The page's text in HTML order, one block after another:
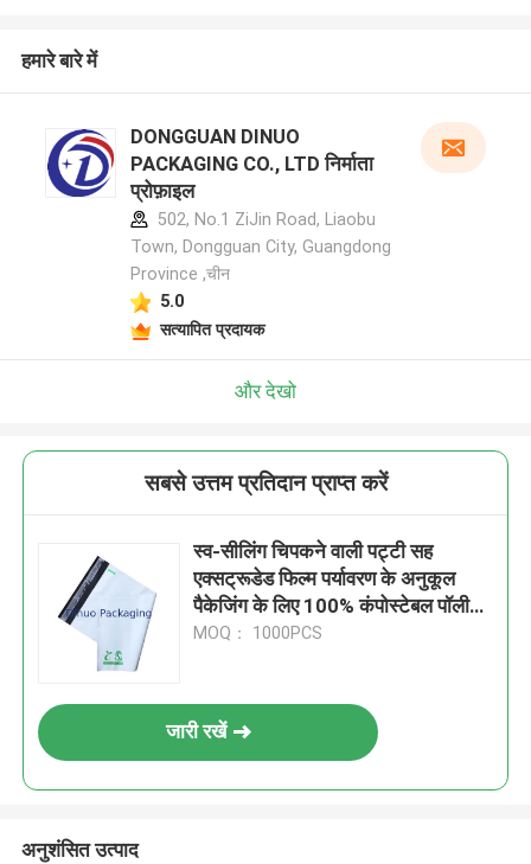
हमारे बारे में
DONGGUAN DINUO
PACKAGING CO., LTD निर्माता
प्रोफ़ाइल
502, No.1 ZiJin Road, Liaobu
Town, Dongguan City, Guangdong
Province ,चीन
5.0
सत्यापित प्रदायक
और देखो
सबसे उत्तम प्रतिदान प्राप्त करें
स्व-सीलिंग चिपकने वाली पट्टी सह
एक्सट्रूडेड फिल्म पर्यावरण के अनुकूल
पैकेजिंग के लिए 100% कंपोस्टेबल पॉली
मेलर
MOQ： 1000PCS
जारी रखें
अनुशंसित उत्पाद